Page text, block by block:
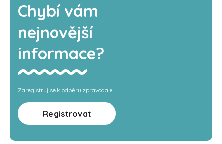
Chybí vám
nejnovější
informace?
Zaregistruj se k odběru zpravodaje
Registrovat